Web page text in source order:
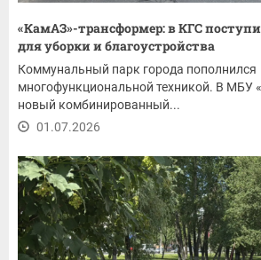
«КамАЗ»-трансформер: в КГС
для уборки и благоустройства
Коммунальный парк города пополнился
многофункциональной техникой. В МБУ
новый комбинированный...
01.07.2026